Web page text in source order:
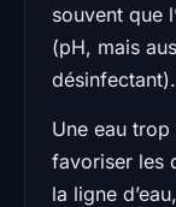
souvent que
(pH, mais
désinfectant).
Une eau
favoriser les
la ligne